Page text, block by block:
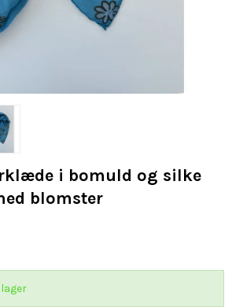
i bomuld og silke
blomster
lager